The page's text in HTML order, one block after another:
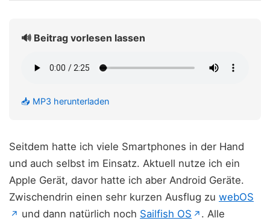
🔊 Beitrag vorlesen lassen
📥 MP3 herunterladen
Seitdem hatte ich viele Smartphones in der Hand
und auch selbst im Einsatz. Aktuell nutze ich ein
Apple Gerät, davor hatte ich aber Android Geräte.
Zwischendrin einen sehr kurzen Ausflug zu webOS
↗ (öffnet in neuem Tab)
und dann natürlich noch Sailfish OS ↗ (öffnet in
. Alle